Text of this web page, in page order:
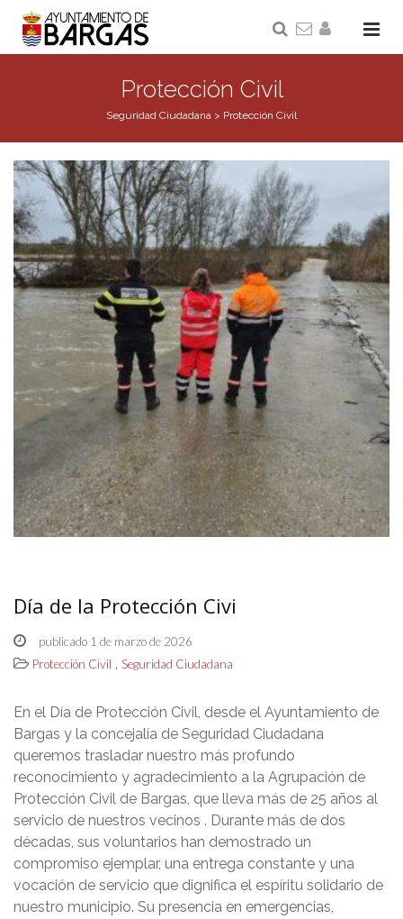
Protección Civil
Seguridad Ciudadana > Protección Civil
Día de la Protección Civi
publicado 1 de marzo de 2026
Protección Civil , Seguridad Ciudadana
En el Día de Protección Civil, desde el Ayuntamiento de
Bargas y la concejalía de Seguridad Ciudadana
queremos trasladar nuestro más profundo
reconocimiento y agradecimiento a la Agrupación de
Protección Civil de Bargas, que lleva más de 25 años al
servicio de nuestros vecinos . Durante más de dos
décadas, sus voluntarios han demostrado un
compromiso ejemplar, una entrega constante y una
vocación de servicio que dignifica el espíritu solidario de
nuestro municipio. Su presencia en emergencias,